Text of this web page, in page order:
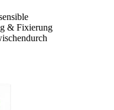
& Fixierung